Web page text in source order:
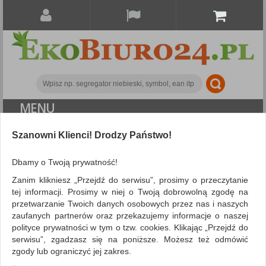
MENU
ALL CATEGORIES
FILTRY
Search
NIE ZNALEZIONO PRODUKTÓW
Nie odnaleziono produktów wg przyjętych kryteriów
PODPOWIEDZI
Szanowni Klienci! Drodzy Państwo!
Dbamy o Twoją prywatność!
Zanim klikniesz „Przejdź do serwisu”, prosimy o przeczytanie
tej informacji. Prosimy w niej o Twoją dobrowolną zgodę na
przetwarzanie Twoich danych osobowych przez nas i naszych
zaufanych partnerów oraz przekazujemy informacje o naszej
polityce prywatności w tym o tzw. cookies. Klikając „Przejdź do
serwisu”, zgadzasz się na poniższe. Możesz też odmówić
zgody lub ograniczyć jej zakres.